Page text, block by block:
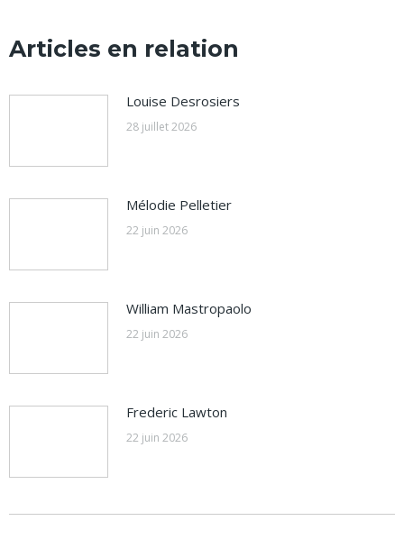
Articles en relation
Louise Desrosiers
28 juillet 2026
Mélodie Pelletier
22 juin 2026
William Mastropaolo
22 juin 2026
Frederic Lawton
22 juin 2026